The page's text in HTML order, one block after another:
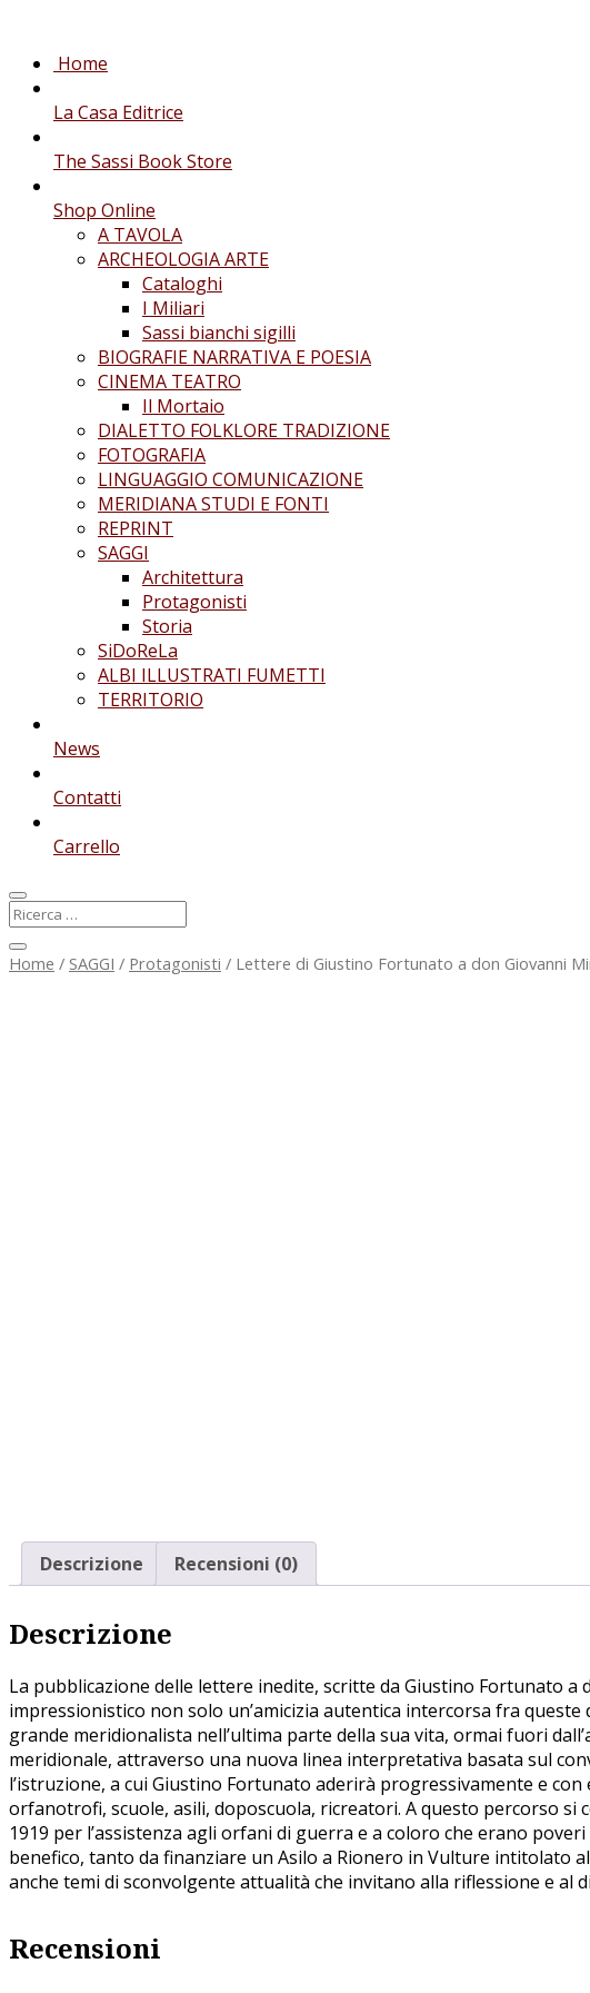
Home
La Casa Editrice
The Sassi Book Store
Shop Online
A TAVOLA
ARCHEOLOGIA ARTE
Cataloghi
I Miliari
Sassi bianchi sigilli
BIOGRAFIE NARRATIVA E POESIA
CINEMA TEATRO
Il Mortaio
DIALETTO FOLKLORE TRADIZIONE
FOTOGRAFIA
LINGUAGGIO COMUNICAZIONE
MERIDIANA STUDI E FONTI
REPRINT
SAGGI
Architettura
Protagonisti
Storia
SiDoReLa
ALBI ILLUSTRATI FUMETTI
TERRITORIO
News
Contatti
Carrello
Home / SAGGI / Protagonisti / Lettere di Giustino Fortunato a don Giovanni
Descrizione Recensioni (0)
Descrizione
La pubblicazione delle lettere inedite, scritte da Giustino Fortunato
impressionistico non solo un’amicizia autentica intercorsa fra
grande meridionalista nell’ultima parte della sua vita, ormai fuori
meridionale, attraverso una nuova linea interpretativa basata sul
l’istruzione, a cui Giustino Fortunato aderirà progressivamente e
orfanotrofi, scuole, asili, doposcuola, ricreatori. A questo percorso si
1919 per l’assistenza agli orfani di guerra e a coloro che erano
benefico, tanto da finanziare un Asilo a Rionero in Vulture intitolato
anche temi di sconvolgente attualità che invitano alla riflessione e
Recensioni